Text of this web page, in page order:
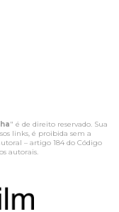
" é de direito reservado. Sua
links, é proibida sem a
– artigo 184 do Código
autorais.